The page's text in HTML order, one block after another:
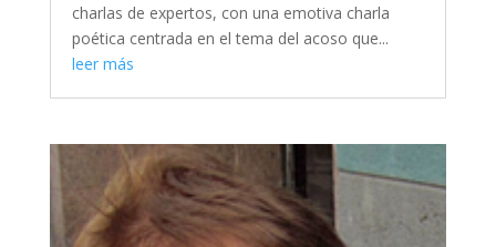
charlas de expertos, con una emotiva charla
poética centrada en el tema del acoso que...
leer más